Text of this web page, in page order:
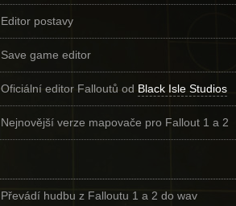
Editor postavy
Save game editor
Oficiální editor Falloutů od Black Isle Studios
Nejnovější verze mapovače pro Fallout 1 a 2
Převádí hudbu z Falloutu 1 a 2 do wav